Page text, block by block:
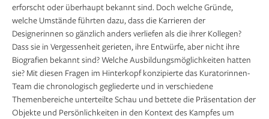
erforscht oder überhaupt bekannt sind. Doch welche Gründe,
welche Umstände führten dazu, dass die Karrieren der
Designerinnen so gänzlich anders verliefen als die ihrer Kollegen?
Dass sie in Vergessenheit gerieten, ihre Entwürfe, aber nicht ihre
Biografien bekannt sind? Welche Ausbildungsmöglichkeiten hatten
sie? Mit diesen Fragen im Hinterkopf konzipierte das Kuratorinnen-
Team die chronologisch gegliederte und in verschiedene
Themenbereiche unterteilte Schau und bettete die Präsentation der
Objekte und Persönlichkeiten in den Kontext des Kampfes um